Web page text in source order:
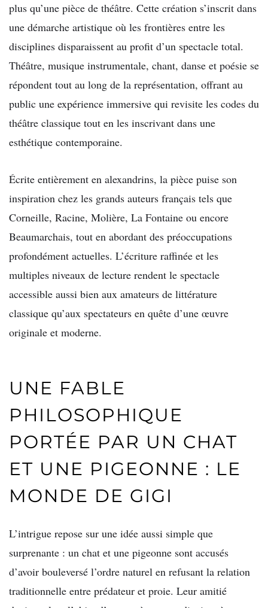
plus qu’une pièce de théâtre. Cette création s’inscrit dans
une démarche artistique où les frontières entre les
disciplines disparaissent au profit d’un spectacle total.
Théâtre, musique instrumentale, chant, danse et poésie se
répondent tout au long de la représentation, offrant au
public une expérience immersive qui revisite les codes du
théâtre classique tout en les inscrivant dans une
esthétique contemporaine.
Écrite entièrement en alexandrins, la pièce puise son
inspiration chez les grands auteurs français tels que
Corneille, Racine, Molière, La Fontaine ou encore
Beaumarchais, tout en abordant des préoccupations
profondément actuelles. L’écriture raffinée et les
multiples niveaux de lecture rendent le spectacle
accessible aussi bien aux amateurs de littérature
classique qu’aux spectateurs en quête d’une œuvre
originale et moderne.
UNE FABLE
PHILOSOPHIQUE
PORTÉE PAR UN CHAT
ET UNE PIGEONNE : LE
MONDE DE GIGI
L’intrigue repose sur une idée aussi simple que
surprenante : un chat et une pigeonne sont accusés
d’avoir bouleversé l’ordre naturel en refusant la relation
traditionnelle entre prédateur et proie. Leur amitié